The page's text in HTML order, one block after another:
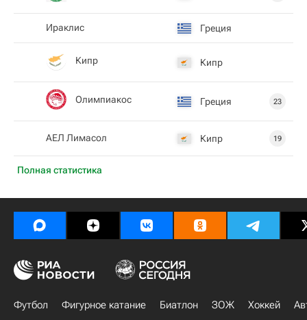
Полная статистика
Ираклис Греция
Кипр Кипр
Олимпиакос Греция 23
АЕЛ Лимасол Кипр 19
Футбол Фигурное катание Биатлон ЗОЖ Хоккей